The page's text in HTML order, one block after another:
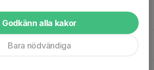
Godkänn alla kakor
Bara nödvändiga